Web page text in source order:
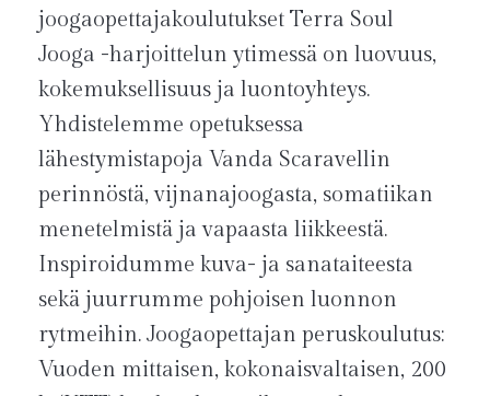
joogaopettajakoulutukset Terra Soul
Jooga -harjoittelun ytimessä on luovuus,
kokemuksellisuus ja luontoyhteys.
Yhdistelemme opetuksessa
lähestymistapoja Vanda Scaravellin
perinnöstä, vijnanajoogasta, somatiikan
menetelmistä ja vapaasta liikkeestä.
Inspiroidumme kuva- ja sanataiteesta
sekä juurrumme pohjoisen luonnon
rytmeihin. Joogaopettajan peruskoulutus:
Vuoden mittaisen, kokonaisvaltaisen, 200